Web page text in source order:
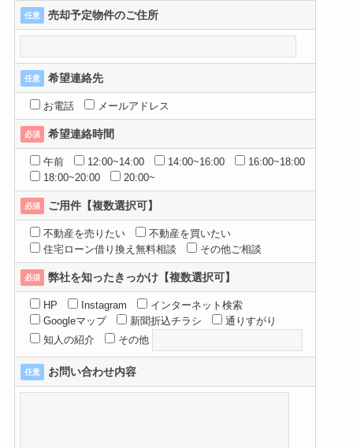
任意 売却予定物件のご住所
任意 希望連絡先
お電話 メールアドレス
必須 希望連絡時間
午前 12:00~14:00 14:00~16:00
16:00~18:00
18:00~20:00
20:00~
必須 ご用件【複数選択可】
不動産を売りたい
不動産を買いたい
住宅ローン借り換え無料相談
その他ご相談
必須 弊社を知ったきっかけ【複数選択可】
HP Instagram
インターネット検索
Googleマップ
新聞折込チラシ
通りすがり
知人の紹介
その他
任意 お問い合わせ内容